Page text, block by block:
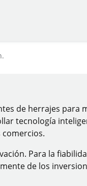
de herrajes
tecnología
Para la
de los